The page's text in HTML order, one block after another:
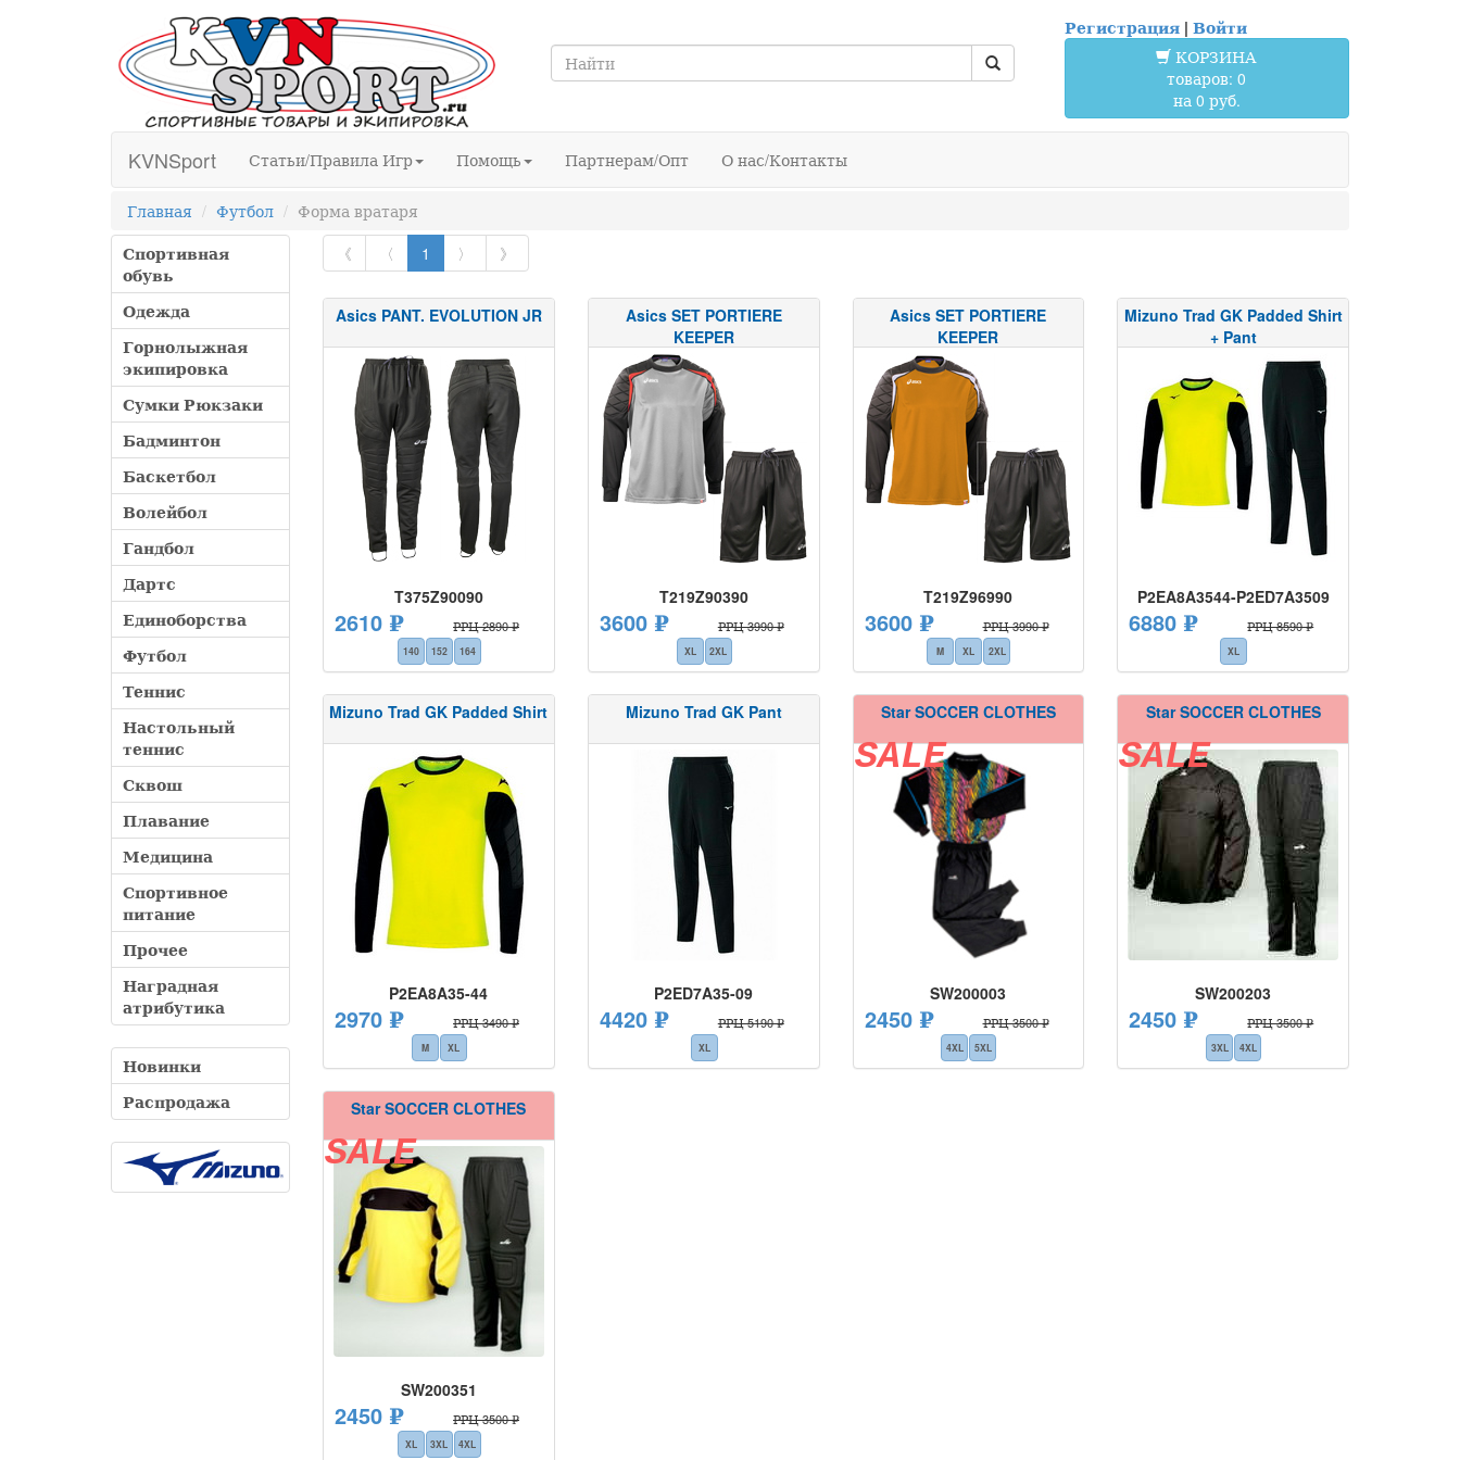
Регистрация| Войти
КОРЗИНА
товаров: 0
на 0 руб.
KVNSport Статьи/Правила Игр Помощь Партнерам/Опт О нас/Контакты
Главная Футбол
Форма вратаря
Спортивная
обувь
Одежда
Горнолыжная
экипировка
Сумки Рюкзаки
Бадминтон
Баскетбол
Волейбол
Гандбол
Дартс
Единоборства
Футбол
Теннис
Настольный
теннис
Сквош
Плавание
Медицина
Спортивное
питание
Прочее
Наградная
атрибутика
Новинки
Распродажа
《 〈 1 〉 》
Asics PANT. EVOLUTION JR
T375Z90090
2610 ₽ РРЦ 2890 ₽
140 152 164
Asics SET PORTIERE
KEEPER
T219Z90390
3600 ₽ РРЦ 3990 ₽
XL 2XL
Asics SET PORTIERE
KEEPER
T219Z96990
3600 ₽ РРЦ 3990 ₽
M XL 2XL
Mizuno Trad GK Padded Shirt
+ Pant
P2EA8A3544-P2ED7A3509
6880 ₽ РРЦ 8590 ₽
XL
Mizuno Trad GK Padded Shirt
P2EA8A35-44
2970 ₽ РРЦ 3490 ₽
M XL
Mizuno Trad GK Pant
P2ED7A35-09
4420 ₽ РРЦ 5190 ₽
XL
Star SOCCER CLOTHES
SALE
SW200003
2450 ₽ РРЦ 3500 ₽
4XL 5XL
Star SOCCER CLOTHES
SALE
SW200203
2450 ₽ РРЦ 3500 ₽
3XL 4XL
Star SOCCER CLOTHES
SALE
SW200351
2450 ₽ РРЦ 3500 ₽
XL 3XL 4XL